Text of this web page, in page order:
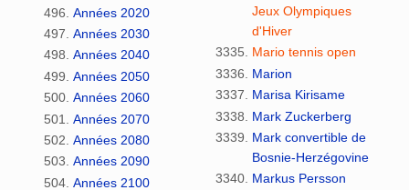
Années 2020
Années 2030
Années 2040
Années 2050
Années 2060
Années 2070
Années 2080
Années 2090
Années 2100
Jeux Olympiques
d'Hiver
Mario tennis open
Marion
Marisa Kirisame
Mark Zuckerberg
Mark convertible de
Bosnie-Herzégovine
Markus Persson